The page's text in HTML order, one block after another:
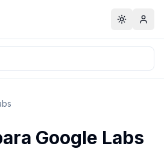
Toggle
Google Labs